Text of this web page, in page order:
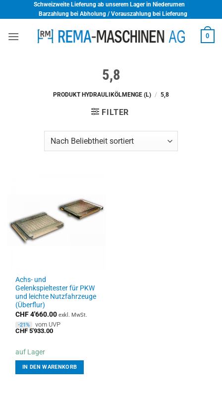
to
Schweizweite Lieferung ab unserem Lager in Niederurnen
Barzahlung bei Abholung / Vorauszahlung bei Lieferung
0
5,8
PRODUKT HYDRAULIKÖLMENGE (L) / 5,8
FILTER
Achs- und
Gelenkspieltester für PKW
und leichte Nutzfahrzeuge
(Überflur)
CHF4'660.00 exkl. MwSt.
-21%
vom UVP
CHF 5'933.00
auf Lager
IN DEN WARENKORB